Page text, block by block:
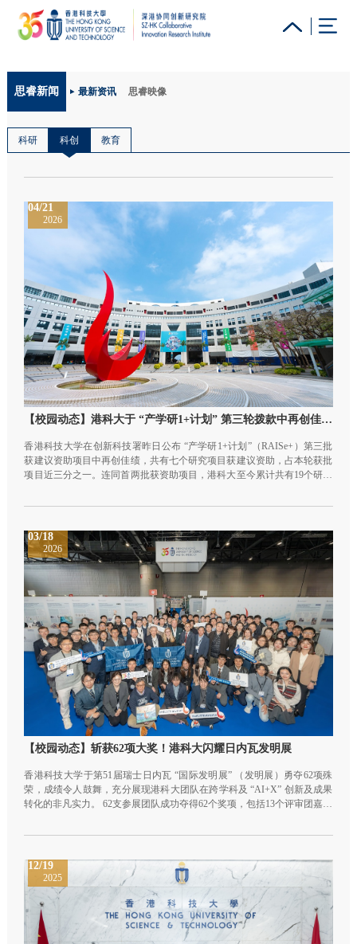
更多科大概览
科大新闻 学术部门索引
校园地图及指南 工作@科大
思睿新闻 最新资讯 思睿映像
科研 科创 教育
04/21
2026
【校园动态】港科大于 “产学研1+计划” 第三轮拨款中再创佳绩！
香港科技大学在创新科技署昨日公布 “产学研1+计划”（RAISe+）第三批
获建议资助项目中再创佳绩，共有七个研究项目获建议资助，占本轮获批
项目近三分之一。连同首两批获资助项目，港科大至今累计共有19个研究
研协作方面的领先地位。 本轮获批的七个港科大项目中，共有四个由港科
系讲座教授孙庆平教授、土木及环境工程学系和海洋科学系讲座教授苏慧
教授、计算机科学及工程学系和化学及生物工程学系助理教授陈浩教授，
以及生命科学部和化学系助理教授张理升教授。
03/18
2026
【校园动态】斩获62项大奖！港科大闪耀日内瓦发明展
香港科技大学于第51届瑞士日内瓦 “国际发明展” （发明展）勇夺62项殊
荣，成绩令人鼓舞，充分展现港科大团队在跨学科及 “AI+X” 创新及成果
转化的非凡实力。 62支参展团队成功夺得62个奖项，包括13个评审团嘉许
工智能（AI）、先进制造业、新能源技术等前沿科技领域的领先地位。港
亦为香港地区高等院校中最高。
12/19
2025